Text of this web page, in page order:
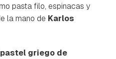
pasta filo, espinacas y
la mano de Karlos
griego de